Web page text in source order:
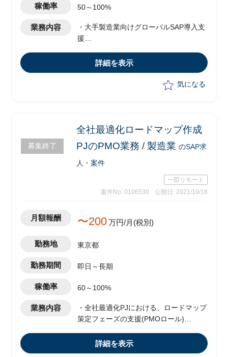
稼働率 50～100%
業務内容
・大手製造業向けグローバルSAP導入支
援
・米州展開の方針検討など日本側で検討
すべきPJ計画の推進と実行（素案作成・
開・浸透など現地コンサルとのコミュニ
・米州ローカルSAPコンサルのローカル
要件整理内容について、内容の大まかな
・その後の導入までの調整、折衝
詳細を表示
気になる
募集終了
全社最適化ロードマップ作成
PJのPMO業務 / 製造業 のSAP求
人・案件
一部リモート
案件No. 0106530
公開日: 2021/10/18
月額報酬 〜200万円/月(税別)
勤務地 東京都
勤務期間 即日～長期
稼働率 60～100%
業務内容
・全社最適化PJにおける、ロードマップ
策定フェーズの支援(PMOロール)
・管理軸決定および合理的理由の明確化
・KPI基礎データ収集可否の調査（例：
詳細を表示